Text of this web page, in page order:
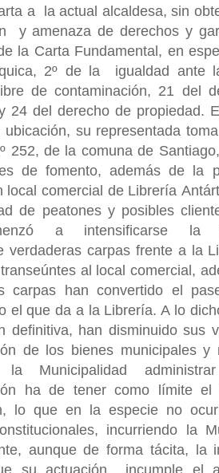
a la actual alcaldesa, sin
y amenaza de derechos y
la Carta Fundamental, en
2º de la igualdad ante
de contaminación, 21 del
24 del derecho de propiedad.
su representada
252, de la comuna de
de fomento, además de la
local comercial de Librería
de peatones y posibles
a intensificarse la
verdaderas carpas frente a la
al local comercial,
carpas han convertido el
el que da a la Librería. A lo
definitiva, han disminuido
de los bienes municipales
Municipalidad
ha de tener como límite
lo que en la especie no
incurriendo la
aunque de forma tácita,
su actuación incumple